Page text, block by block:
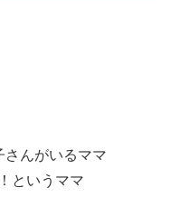
さんがいるママ
というママ